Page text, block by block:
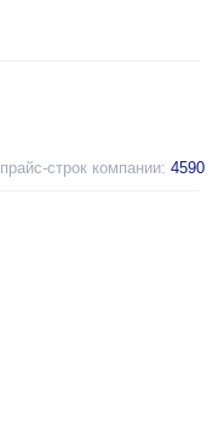
прайс-строк компании: 4590